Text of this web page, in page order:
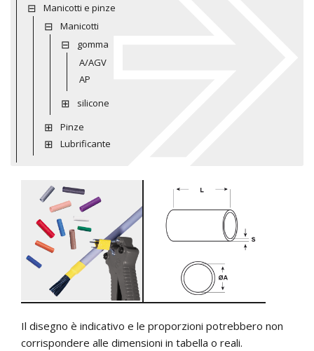
Manicotti e pinze
Manicotti
gomma
A/AGV
AP
silicone
Pinze
Lubrificante
Il disegno è indicativo e le proporzioni potrebbero non
corrispondere alle dimensioni in tabella o reali.